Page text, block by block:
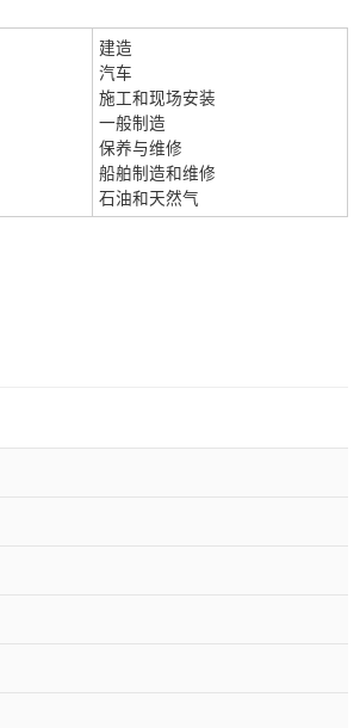
建造
汽车
施工和现场安装
一般制造
保养与维修
船舶制造和维修
石油和天然气